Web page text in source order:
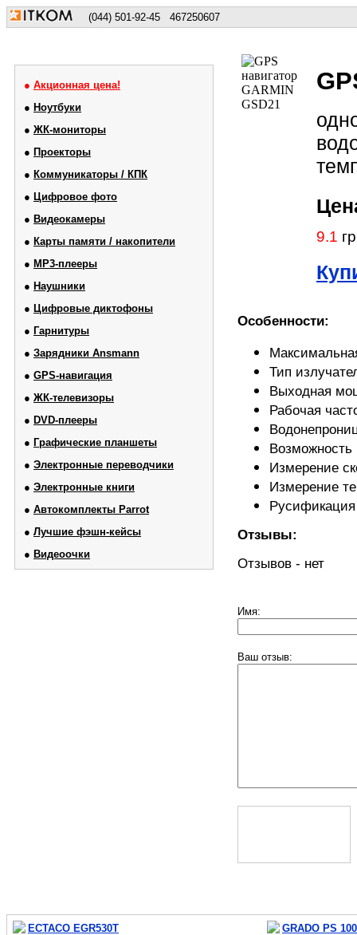
(044) 501-92-45 467250607
● Акционная цена!
● Ноутбуки
● ЖК-мониторы
● Проекторы
● Коммуникаторы / КПК
● Цифровое фото
● Видеокамеры
● Карты памяти / накопители
● MP3-плееры
● Наушники
● Цифровые диктофоны
● Гарнитуры
● Зарядники Ansmann
● GPS-навигация
● ЖК-телевизоры
● DVD-плееры
● Графические планшеты
● Электронные переводчики
● Электронные книги
● Автокомплекты Parrot
● Лучшие фэшн-кейсы
● Видеоочки
9.1
Особенности:
Тип
Выходная
Рабочая
Возможность
Измерение
Измерение
Русификация
Отзывы:
Отзывов - нет
Имя:
Ваш отзыв:
ECTACO EGR530T
GRADO PS